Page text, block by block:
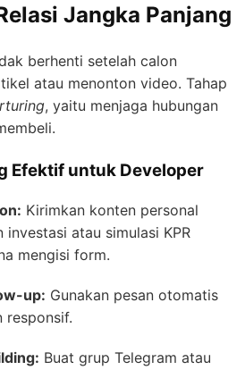
Jangka Panjang
berhenti setelah calon
atau menonton video. Tahap
, yaitu menjaga hubungan
Efektif untuk Developer
Kirimkan konten personal
investasi atau simulasi KPR
mengisi form.
up: Gunakan pesan otomatis
responsif.
Buat grup Telegram atau